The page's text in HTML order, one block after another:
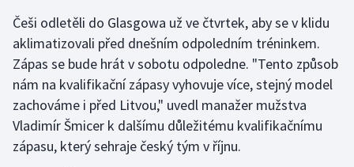
Lezení
Lyže a snowboard
Moderní pětiboj
Motorsport
Češi odletěli do Glasgowa už ve čtvrtek, aby se v klidu
aklimatizovali před dnešním odpoledním tréninkem.
Zápas se bude hrát v sobotu odpoledne. "Tento způsob
nám na kvalifikační zápasy vyhovuje více, stejný model
zachováme i před Litvou," uvedl manažer mužstva
Vladimír Šmicer k dalšímu důležitému kvalifikačnímu
zápasu, který sehraje český tým v říjnu.